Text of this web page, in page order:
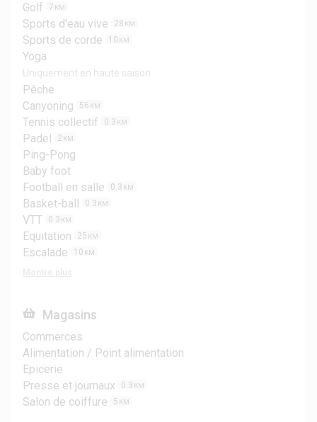
Golf 7 KM
Sports d'eau vive 28 KM
Sports de corde 10 KM
Yoga
Uniquement en haute saison
Pêche
Canyoning
56 KM
Tennis collectif 0.3 KM
Padel 2 KM
Ping-Pong
Baby foot
Football en salle
0.3 KM
Basket-ball 0.3 KM
VTT 0.3 KM
Equitation 25 KM
Escalade 10 KM
Magasins
Commerces
Alimentation / Point alimentation
Epicerie
Presse et journaux
0.3 KM
Salon de coiffure 5 KM